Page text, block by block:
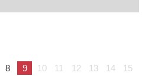
8 9 10 11 12 13 14
15